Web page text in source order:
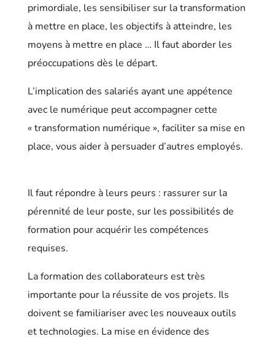
primordiale, les sensibiliser sur la transformation
à mettre en place, les objectifs à atteindre, les
moyens à mettre en place … Il faut aborder les
préoccupations dès le départ.
L’implication des salariés ayant une appétence
avec le numérique peut accompagner cette
« transformation numérique », faciliter sa mise en
place, vous aider à persuader d’autres employés.
Il faut répondre à leurs peurs : rassurer sur la
pérennité de leur poste, sur les possibilités de
formation pour acquérir les compétences
requises.
La formation des collaborateurs est très
importante pour la réussite de vos projets. Ils
doivent se familiariser avec les nouveaux outils
et technologies. La mise en évidence des